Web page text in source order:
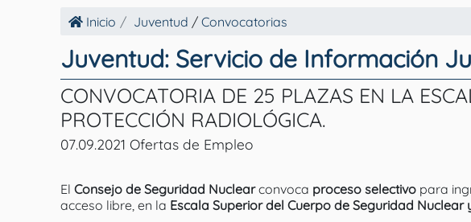
Inicio Juventud / Convocatorias
Juventud: Servicio de Información
CONVOCATORIA DE 25 PLAZAS EN LA
PROTECCIÓN RADIOLÓGICA.
07.09.2021 Ofertas de Empleo
El Consejo de Seguridad Nuclearconvoca proceso selectivo para
acceso libre, en la Escala Superior del Cuerpo de Seguridad Nuclear